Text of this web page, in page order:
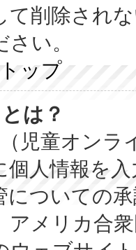
て削除され
い。
ップ
は？
児童オンラ
個人情報を
についての
アメリカ合